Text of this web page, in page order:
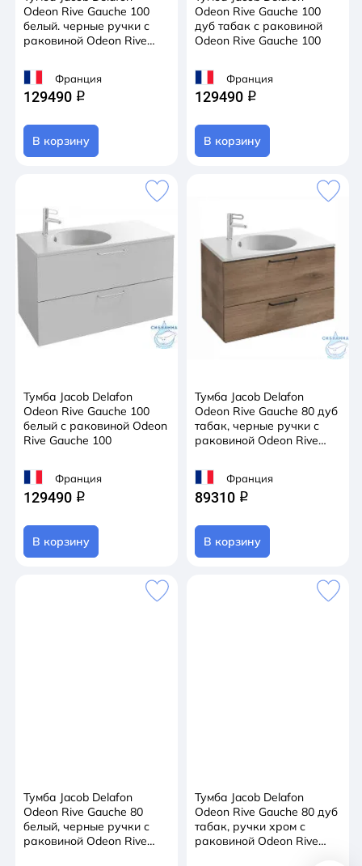
Odeon Rive Gauche 100
белый. черные ручки с
раковиной Odeon Rive
Франция
129490 q
В корзину
Odeon Rive Gauche 100
дуб табак с раковиной
Odeon Rive Gauche 100
Франция
129490 q
В корзину
Тумба Jacob Delafon
Odeon Rive Gauche 100
белый с раковиной Odeon
Rive Gauche 100
Франция
129490 q
В корзину
Тумба Jacob Delafon
Odeon Rive Gauche 80 дуб
табак, черные ручки с
раковиной Odeon Rive
Франция
89310 q
В корзину
Тумба Jacob Delafon
Odeon Rive Gauche 80
белый, черные ручки с
раковиной Odeon Rive
Тумба Jacob Delafon
Odeon Rive Gauche 80 дуб
табак, ручки хром с
раковиной Odeon Rive